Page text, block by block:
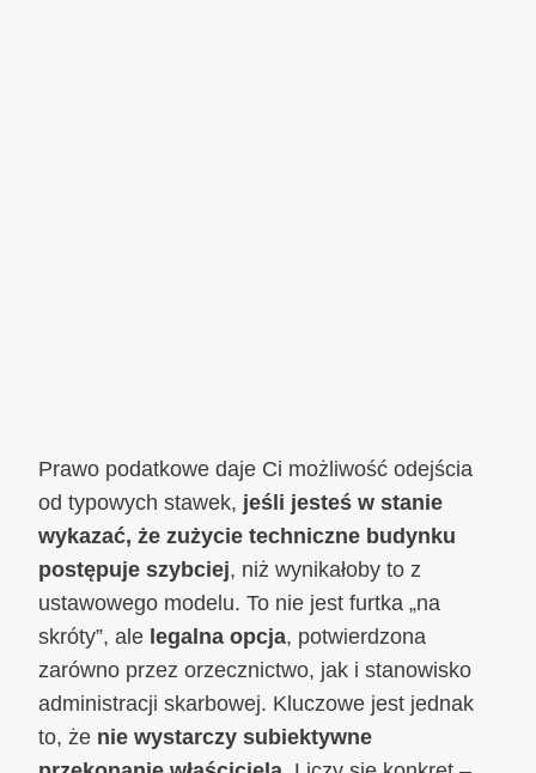
Prawo podatkowe daje Ci możliwość odejścia
od typowych stawek, jeśli jesteś w stanie
wykazać, że zużycie techniczne budynku
postępuje szybciej, niż wynikałoby to z
ustawowego modelu. To nie jest furtka „na
skróty”, ale legalna opcja, potwierdzona
zarówno przez orzecznictwo, jak i stanowisko
administracji skarbowej. Kluczowe jest jednak
to, że nie wystarczy subiektywne